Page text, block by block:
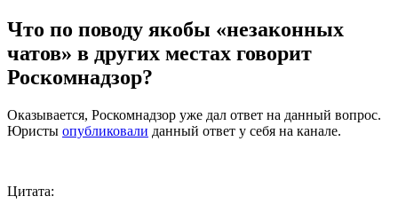
Что по поводу якобы «незаконных
чатов» в других местах говорит
Роскомнадзор?
Оказывается, Роскомнадзор уже дал ответ на данный вопрос.
Юристы опубликовали данный ответ у себя на канале.
Цитата: